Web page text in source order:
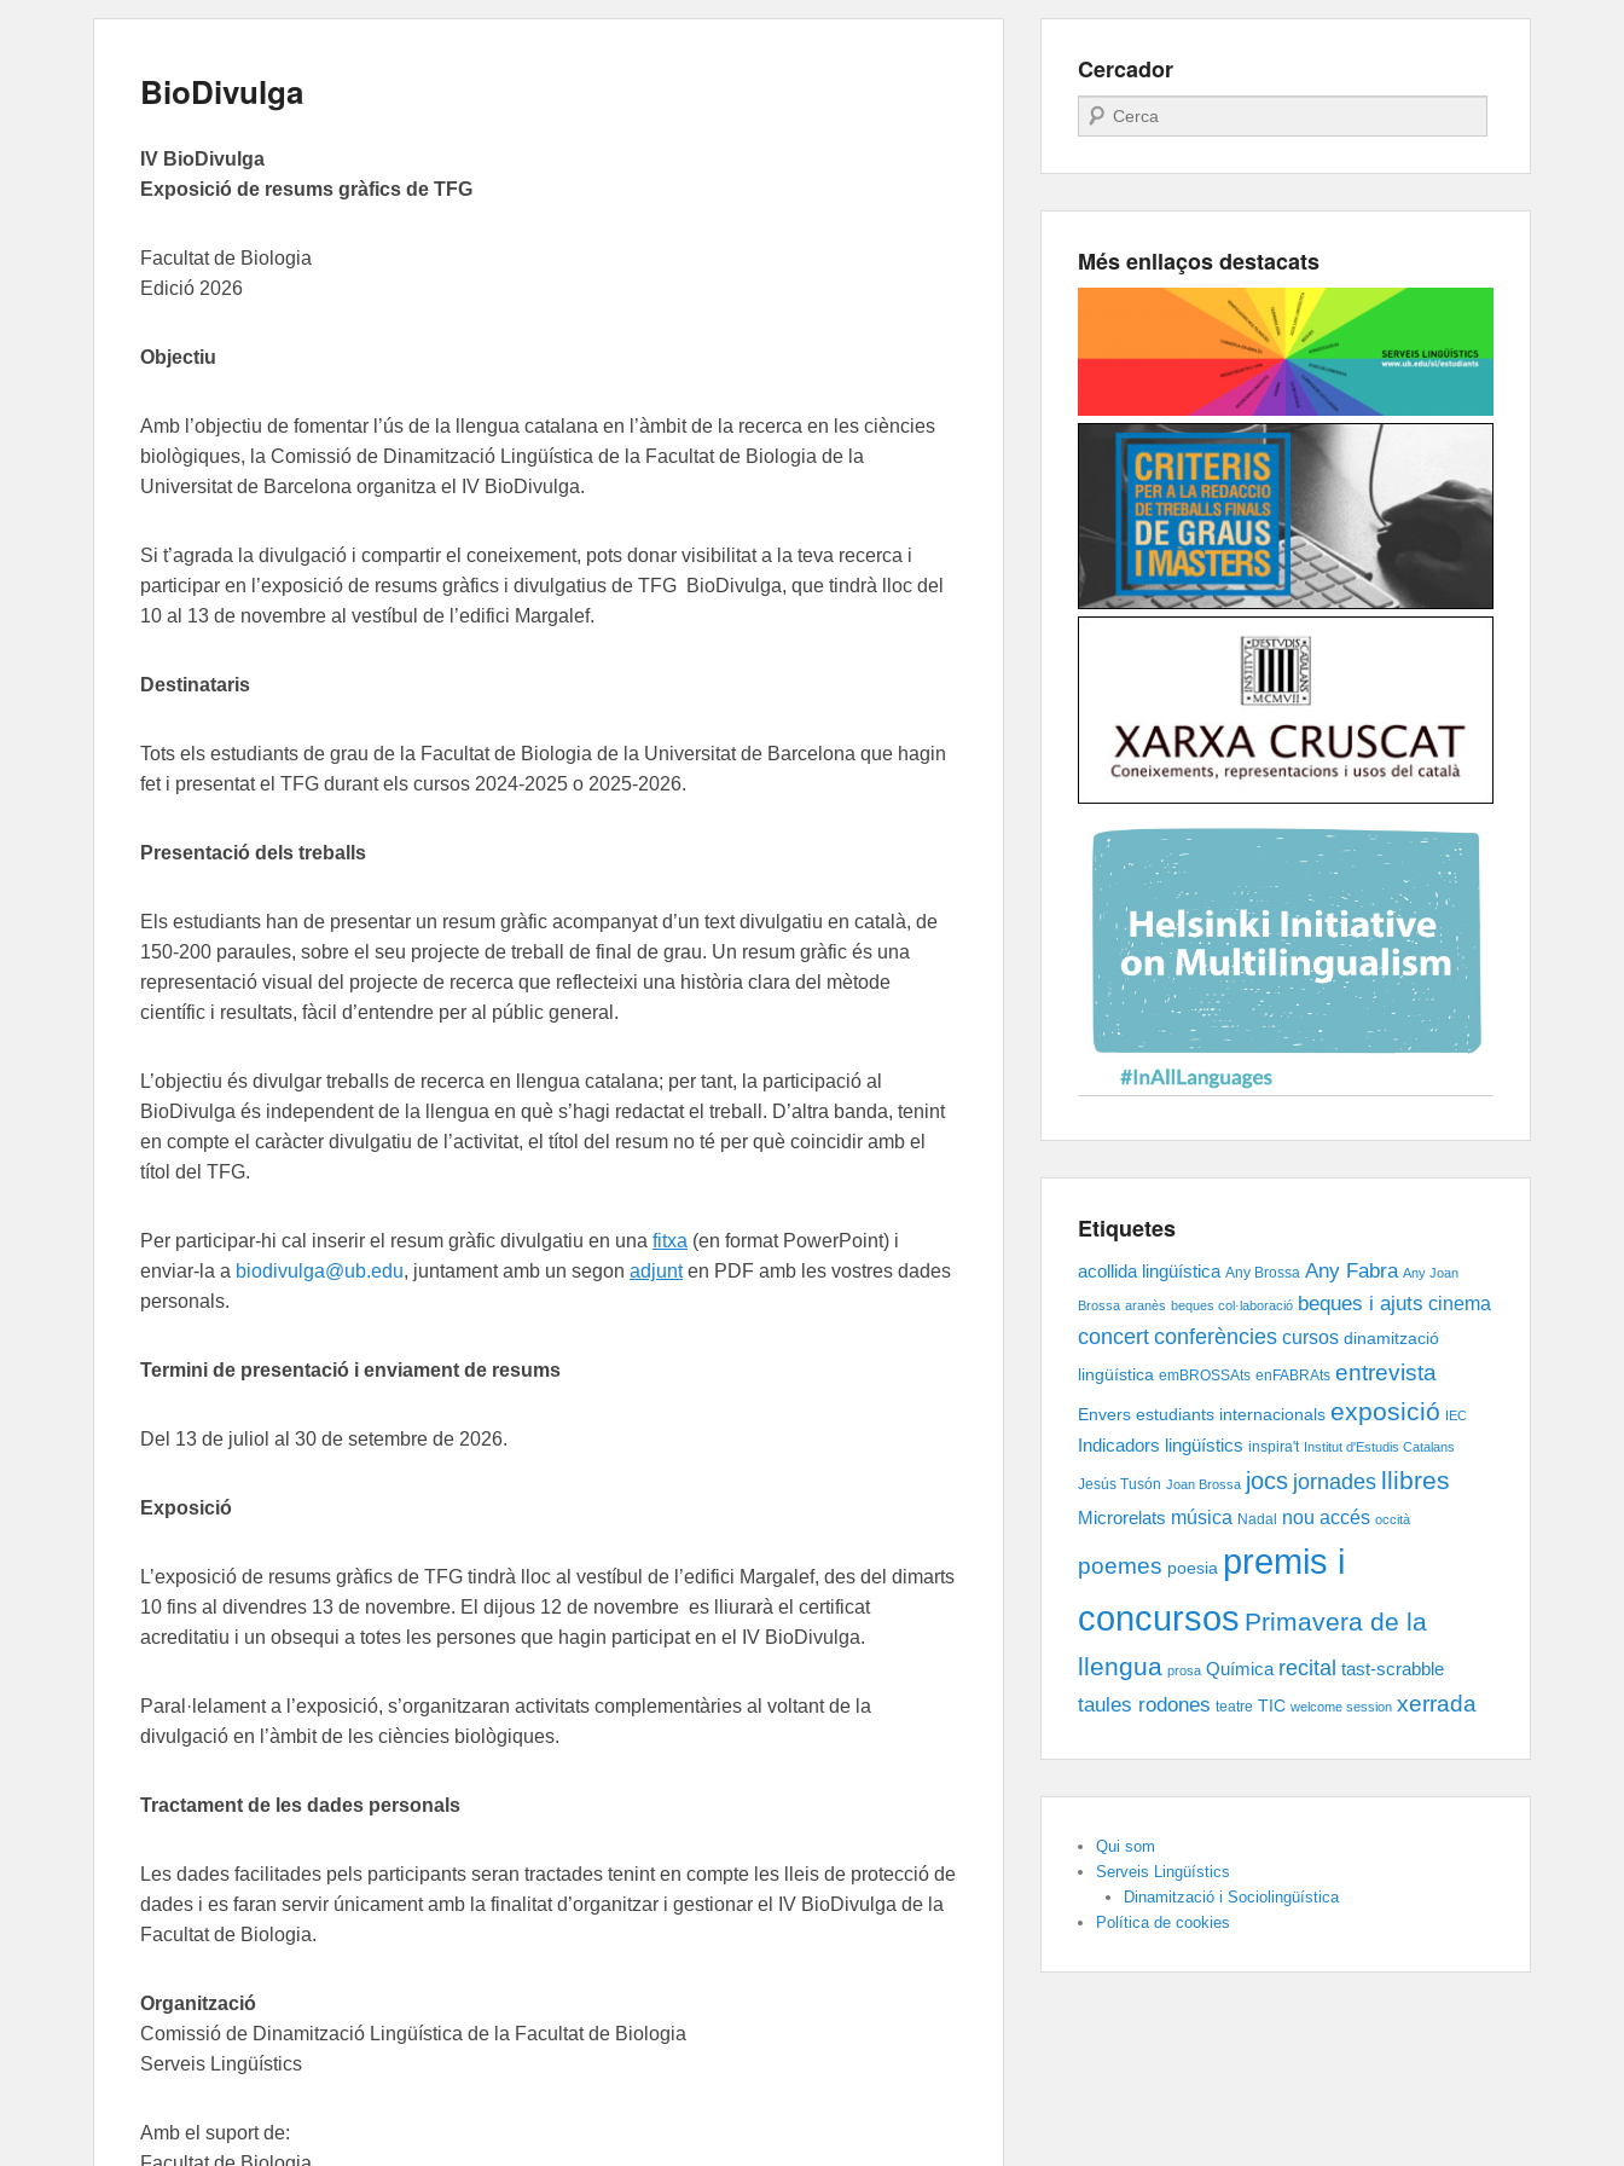
BioDivulga
IV BioDivulga
Exposició de resums gràfics de TFG
Facultat de Biologia
Edició 2026
Objectiu
Amb l’objectiu de fomentar l’ús de la llengua catalana en l’àmbit de la recerca en les ciències
biològiques, la Comissió de Dinamització Lingüística de la Facultat de Biologia de la
Universitat de Barcelona organitza el IV BioDivulga.
Si t’agrada la divulgació i compartir el coneixement, pots donar visibilitat a la teva recerca i
participar en l’exposició de resums gràfics i divulgatius de TFG BioDivulga, que tindrà lloc del
10 al 13 de novembre al vestíbul de l’edifici Margalef.
Destinataris
Tots els estudiants de grau de la Facultat de Biologia de la Universitat de Barcelona que hagin
fet i presentat el TFG durant els cursos 2024-2025 o 2025-2026.
Presentació dels treballs
Els estudiants han de presentar un resum gràfic acompanyat d’un text divulgatiu en català, de
150-200 paraules, sobre el seu projecte de treball de final de grau. Un resum gràfic és una
representació visual del projecte de recerca que reflecteixi una història clara del mètode
científic i resultats, fàcil d’entendre per al públic general.
L’objectiu és divulgar treballs de recerca en llengua catalana; per tant, la participació al
BioDivulga és independent de la llengua en què s’hagi redactat el treball. D’altra banda, tenint
en compte el caràcter divulgatiu de l’activitat, el títol del resum no té per què coincidir amb el
títol del TFG.
Per participar-hi cal inserir el resum gràfic divulgatiu en una fitxa (en format PowerPoint) i
enviar-la a biodivulga@ub.edu, juntament amb un segon adjunten PDF amb les vostres dades
personals.
Termini de presentació i enviament de resums
Del 13 de juliol al 30 de setembre de 2026.
Exposició
L’exposició de resums gràfics de TFG tindrà lloc al vestíbul de l’edifici Margalef, des del dimarts
10 fins al divendres 13 de novembre. El dijous 12 de novembre es lliurarà el certificat
acreditatiu i un obsequi a totes les persones que hagin participat en el IV BioDivulga.
Paral·lelament a l’exposició, s’organitzaran activitats complementàries al voltant de la
divulgació en l’àmbit de les ciències biològiques.
Tractament de les dades personals
Les dades facilitades pels participants seran tractades tenint en compte les lleis de protecció de
dades i es faran servir únicament amb la finalitat d’organitzar i gestionar el IV BioDivulga de la
Facultat de Biologia.
Organització
Comissió de Dinamització Lingüística de la Facultat de Biologia
Serveis Lingüístics
Amb el suport de:
Cercador
Search
Més enllaços destacats
Etiquetes
acollida lingüística Any Brossa Any Fabra Any Joan
Brossa aranès beques col·laboració beques i ajuts cinema
concert conferències cursos dinamització
lingüística emBROSSAts enFABRAts entrevista
Envers estudiants internacionals exposició IEC
Indicadors lingüístics inspira't Institut d'Estudis Catalans
Jesús Tusón Joan Brossa jocs jornades llibres
Microrelats música Nadal nou accés occità
poemes poesia premis i
concursos Primavera de la
llengua prosa Química recital tast-scrabble
taules rodones teatre TIC welcome session xerrada
Qui som
Serveis Lingüístics
Dinamització i Sociolingüística
Política de cookies